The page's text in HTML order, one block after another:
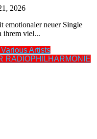
2026
emotionaler neuer Single
ihrem viel...
Artists
RADIOPHILHARMONIE